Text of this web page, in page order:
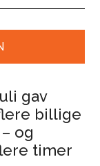
gav
billige
og
timer